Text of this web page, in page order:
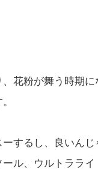
花粉が舞う時期
するし、良いん
ル、ウルトラライ